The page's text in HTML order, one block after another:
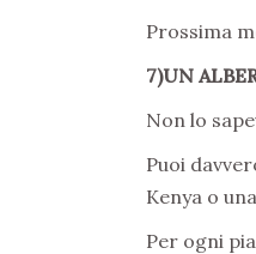
Prossima
7)UN
Non lo
Puoi
Kenya o
Per ogni